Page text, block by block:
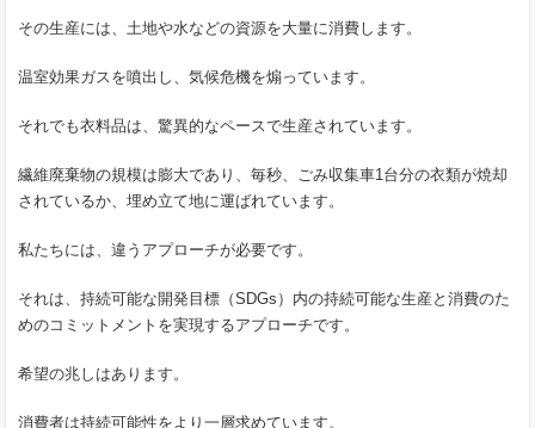
その生産には、土地や水などの資源を大量に消費します。
温室効果ガスを噴出し、気候危機を煽っています。
それでも衣料品は、驚異的なペースで生産されています。
繊維廃棄物の規模は膨大であり、毎秒、ごみ収集車1台分の衣類が焼却
されているか、埋め立て地に運ばれています。
私たちには、違うアプローチが必要です。
それは、持続可能な開発目標（SDGs）内の持続可能な生産と消費のた
めのコミットメントを実現するアプローチです。
希望の兆しはあります。
消費者は持続可能性をより一層求めています。